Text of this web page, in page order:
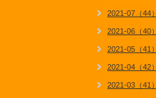
2021-07（44）
2021-06（40）
2021-05（41）
2021-04（42）
2021-03（41）